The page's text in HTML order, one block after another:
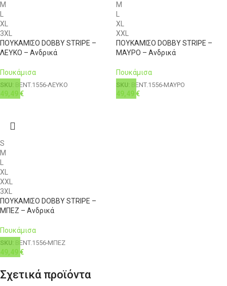
M
L
XL
3XL
ΠΟΥΚΑΜΙΣΟ DOBBY STRIPE –
ΛΕΥΚΟ – Ανδρικά
Πουκάμισα
SKU: BENT.1556-ΛΕΥΚΟ
49,49 €
M
L
XL
XXL
ΠΟΥΚΑΜΙΣΟ DOBBY STRIPE –
ΜΑΥΡΟ – Ανδρικά
Πουκάμισα
SKU: BENT.1556-ΜΑΥΡΟ
49,49 €
S
M
L
XL
XXL
3XL
ΠΟΥΚΑΜΙΣΟ DOBBY STRIPE –
ΜΠΕΖ – Ανδρικά
Πουκάμισα
SKU: BENT.1556-ΜΠΕΖ
49,49 €
Σχετικά προϊόντα